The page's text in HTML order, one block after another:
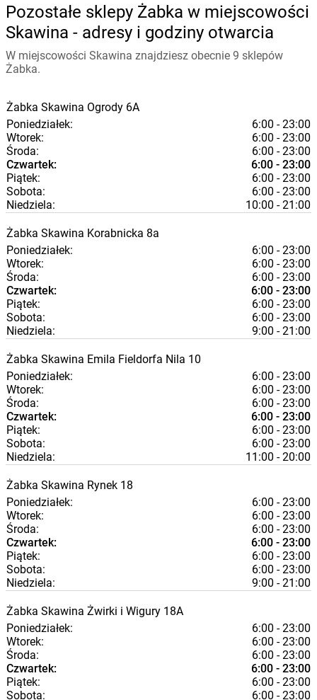
Pozostałe sklepy Żabka w miejscowości
Skawina - adresy i godziny otwarcia
W miejscowości Skawina znajdziesz obecnie 9 sklepów
Żabka.
Żabka Skawina Ogrody 6A
Poniedziałek:
6:00 - 23:00
Wtorek:
6:00 - 23:00
Środa:
6:00 - 23:00
Czwartek:
6:00 - 23:00
Piątek:
6:00 - 23:00
Sobota:
6:00 - 23:00
Niedziela:
10:00 - 21:00
Żabka Skawina Korabnicka 8a
Poniedziałek:
6:00 - 23:00
Wtorek:
6:00 - 23:00
Środa:
6:00 - 23:00
Czwartek:
6:00 - 23:00
Piątek:
6:00 - 23:00
Sobota:
6:00 - 23:00
Niedziela:
9:00 - 21:00
Żabka Skawina Emila Fieldorfa Nila 10
Poniedziałek:
6:00 - 23:00
Wtorek:
6:00 - 23:00
Środa:
6:00 - 23:00
Czwartek:
6:00 - 23:00
Piątek:
6:00 - 23:00
Sobota:
6:00 - 23:00
Niedziela:
11:00 - 20:00
Żabka Skawina Rynek 18
Poniedziałek:
6:00 - 23:00
Wtorek:
6:00 - 23:00
Środa:
6:00 - 23:00
Czwartek:
6:00 - 23:00
Piątek:
6:00 - 23:00
Sobota:
6:00 - 23:00
Niedziela:
9:00 - 21:00
Żabka Skawina Żwirki i Wigury 18A
Poniedziałek:
6:00 - 23:00
Wtorek:
6:00 - 23:00
Środa:
6:00 - 23:00
Czwartek:
6:00 - 23:00
Piątek:
6:00 - 23:00
Sobota:
6:00 - 23:00